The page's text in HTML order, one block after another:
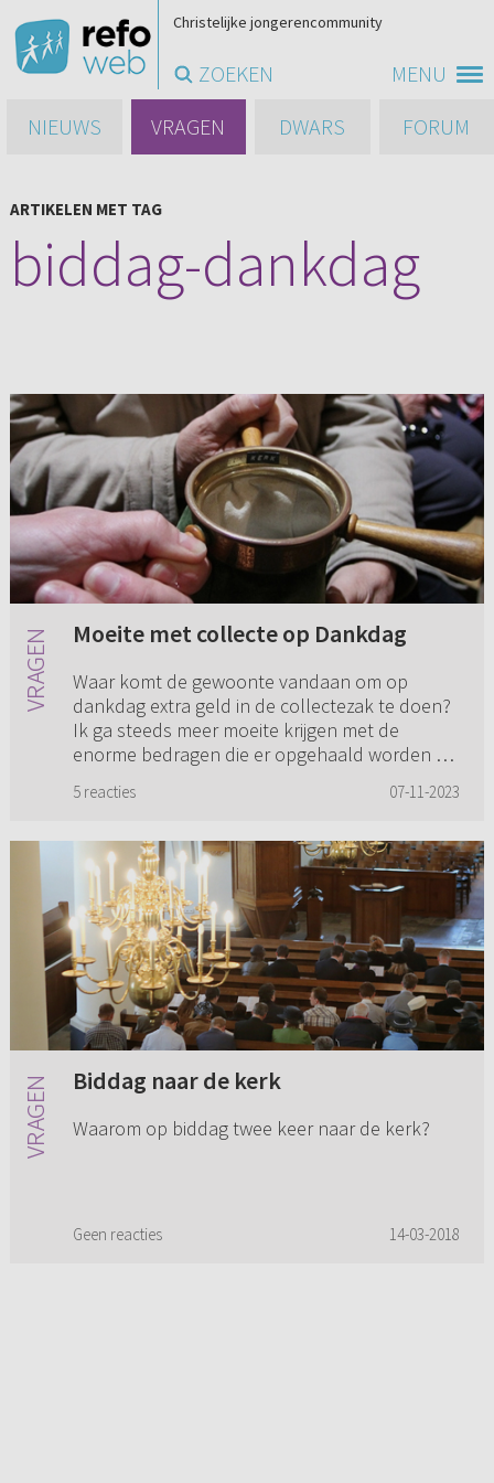
MENU
Christelijke jongerencommunity
ZOEKEN
NIEUWS
VRAGEN DWARS FORUM
ARTIKELEN MET TAG
biddag-dankdag
Moeite met collecte op Dankdag
Waar komt de gewoonte vandaan om op
dankdag extra geld in de collectezak te doen?
Ik ga steeds meer moeite krijgen met de
enorme bedragen die er opgehaald worden en
5 reacties 07-11-2023
Biddag naar de kerk
Waarom op biddag twee keer naar de kerk?
Geen reacties 14-03-2018